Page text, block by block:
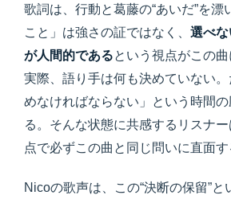
歌詞は、行動と葛藤の“あいだ”を漂
こと」は強さの証ではなく、 選べ
が人間的であるという視点がこの曲
実際、語り手は何も決めていない
めなければならない」という時間
る。そんな状態に共感するリスナ
点で必ずこの曲と同じ問いに直面す
Nicoの歌声は、この“決断の保留”と